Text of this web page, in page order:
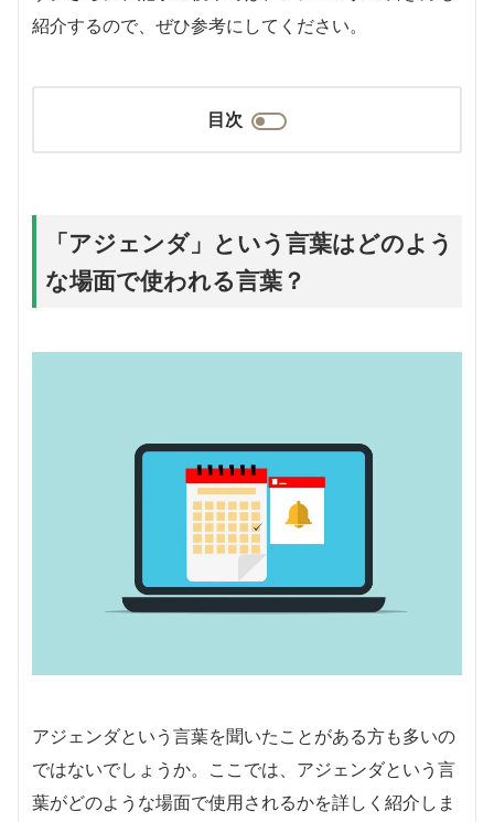
紹介するので、ぜひ参考にしてください。
目次
「アジェンダ」という言葉はどのよう
な場面で使われる言葉？
アジェンダという言葉を聞いたことがある方も多いの
ではないでしょうか。ここでは、アジェンダという言
葉がどのような場面で使用されるかを詳しく紹介しま